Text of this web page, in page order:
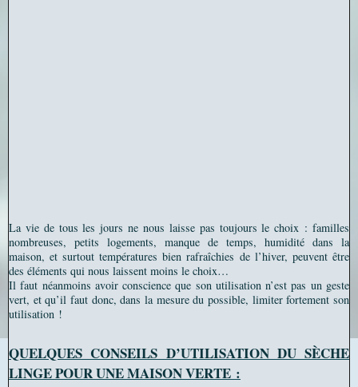
La vie de tous les jours ne nous laisse pas toujours le choix : familles
nombreuses, petits logements, manque de temps, humidité dans la
maison, et surtout températures bien rafraîchies de l’hiver, peuvent être
des éléments qui nous laissent moins le choix…
Il faut néanmoins avoir conscience que son utilisation n’est pas un geste
vert, et qu’il faut donc, dans la mesure du possible, limiter fortement son
utilisation !
QUELQUES CONSEILS D’UTILISATION DU SÈCHE
LINGE POUR UNE MAISON VERTE :